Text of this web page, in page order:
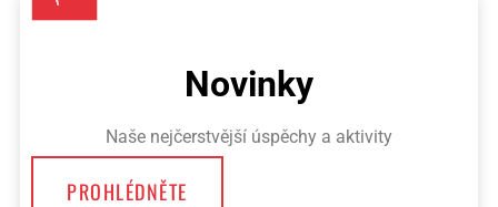
Novinky
Naše nejčerstvější úspěchy a aktivity
PROHLÉDNĚTE